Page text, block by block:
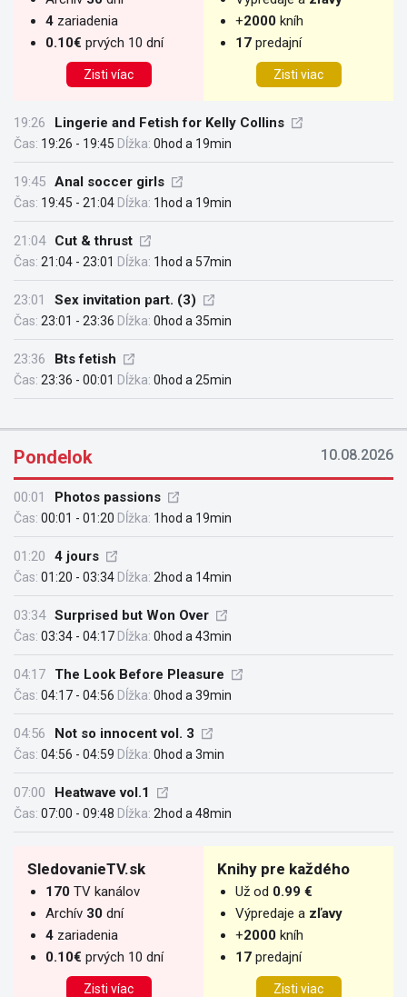
4 zariadenia
0.10€ prvých 10 dní
Zisti víac
+2000 kníh
17 predajní
Zisti viac
19:26 Lingerie and Fetish for Kelly Collins
Čas: 19:26 - 19:45 Dĺžka: 0hod a 19min
19:45 Anal soccer girls
Čas: 19:45 - 21:04 Dĺžka: 1hod a 19min
21:04 Cut & thrust
Čas: 21:04 - 23:01 Dĺžka: 1hod a 57min
23:01 Sex invitation part. (3)
Čas: 23:01 - 23:36 Dĺžka: 0hod a 35min
23:36 Bts fetish
Čas: 23:36 - 00:01 Dĺžka: 0hod a 25min
Pondelok 10.08.2026
00:01 Photos passions
Čas: 00:01 - 01:20 Dĺžka: 1hod a 19min
01:20 4 jours
Čas: 01:20 - 03:34 Dĺžka: 2hod a 14min
03:34 Surprised but Won Over
Čas: 03:34 - 04:17 Dĺžka: 0hod a 43min
04:17 The Look Before Pleasure
Čas: 04:17 - 04:56 Dĺžka: 0hod a 39min
04:56 Not so innocent vol. 3
Čas: 04:56 - 04:59 Dĺžka: 0hod a 3min
07:00 Heatwave vol.1
Čas: 07:00 - 09:48 Dĺžka: 2hod a 48min
SledovanieTV.sk
170 TV kanálov
Archív 30 dní
4 zariadenia
0.10€ prvých 10 dní
Zisti víac
Knihy pre každého
Už od 0.99 €
Výpredaje a zľavy
+2000 kníh
17 predajní
Zisti viac